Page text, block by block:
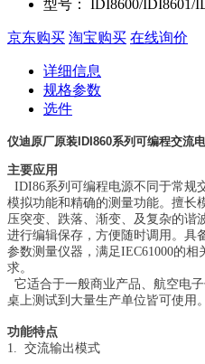
型号： IDI8600/IDI8601/
京东购买 淘宝购买 在线询价
详细信息
规格参数
选件
仪迪原厂原装IDI860系列可编程交流
主要应用
IDI86系列可编程电源不同于常规
模拟功能和精确的测量功能。擅长
压突变、跌落、渐变、及复杂的谐
进行编辑保存，方便随时调用。具
参数测量仪器，满足IEC61000的
求。
它适合于一般商业产品、航空电
桌上测试到大量生产单位皆可使用。
功能特点
1. 交流输出模式